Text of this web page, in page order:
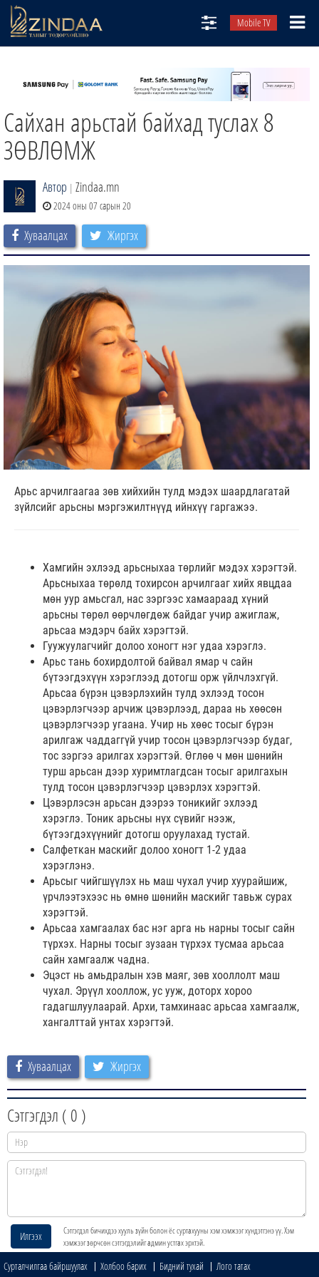
Mobile TV
ТВ8
ӨГЛӨӨНИЙ СОНИН
АУДИО ЗОХИОЛ
Сайхан арьстай байхад туслах 8
ЗӨВЛӨМЖ
Автор | Zindaa.mn
2024 оны 07 сарын 20
Хуваалцах Жиргэх
Арьс арчилгаагаа зөв хийхийн тулд мэдэх шаардлагатай
зүйлсийг арьсны мэргэжилтнүүд ийнхүү гаргажээ.
Хамгийн эхлээд арьсныхаа төрлийг мэдэх хэрэгтэй.
Арьсныхаа төрөлд тохирсон арчилгааг хийх явцдаа
мөн уур амьсгал, нас зэргээс хамаараад хүний
арьсны төрөл өөрчлөгдөж байдаг учир ажиглаж,
арьсаа мэдэрч байх хэрэгтэй.
Гуужуулагчийг долоо хоногт нэг удаа хэрэглэ.
Арьс тань бохирдолтой байвал ямар ч сайн
бүтээгдэхүүн хэрэглээд дотогш орж үйлчлэхгүй.
Арьсаа бүрэн цэвэрлэхийн тулд эхлээд тосон
цэвэрлэгчээр арчиж цэвэрлээд, дараа нь хөөсөн
цэвэрлэгчээр угаана. Учир нь хөөс тосыг бүрэн
арилгаж чаддаггүй учир тосон цэвэрлэгчээр будаг,
тос зэргээ арилгах хэрэгтэй. Өглөө ч мөн шөнийн
турш арьсан дээр хуримтлагдсан тосыг арилгахын
тулд тосон цэвэрлэгчээр цэвэрлэх хэрэгтэй.
Цэвэрлэсэн арьсан дээрээ тоникийг эхлээд
хэрэглэ. Тоник арьсны нүх сүвийг нээж,
бүтээгдэхүүнийг дотогш оруулахад тустай.
Салфеткан маскийг долоо хоногт 1-2 удаа
хэрэглэнэ.
Арьсыг чийгшүүлэх нь маш чухал учир хуурайшиж,
үрчлээтэхээс нь өмнө шөнийн маскийг тавьж сурах
хэрэгтэй.
Арьсаа хамгаалах бас нэг арга нь нарны тосыг сайн
түрхэх. Нарны тосыг зузаан түрхэх тусмаа арьсаа
сайн хамгаалж чадна.
Эцэст нь амьдралын хэв маяг, зөв хооллолт маш
чухал. Эрүүл хооллож, ус ууж, доторх хороо
гадагшлуулаарай. Архи, тамхинаас арьсаа хамгаалж,
хангалттай унтах хэрэгтэй.
Хуваалцах Жиргэх
Сэтгэгдэл ( 0 )
Илгээх
Сэтгэгдэл бичихдээ хууль зүйн болон ёс суртахууны хэм хэмжээг хүндэтгэнэ үү. Хэм
хэмжээг зөрчсөн сэтгэгдэлийг админ устгах эрхтэй.
Сурталчилгаа байршуулах Холбоо барих Бидний тухай
Лого татах